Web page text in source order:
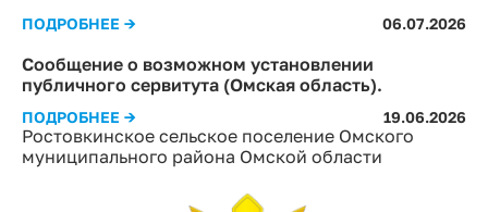
Ростовкинское сельское поселение Омского
муниципального района Омской области
ПОДРОБНЕЕ → 06.07.2026
Сообщение о возможном установлении
публичного сервитута (Омская область).
ПОДРОБНЕЕ → 19.06.2026